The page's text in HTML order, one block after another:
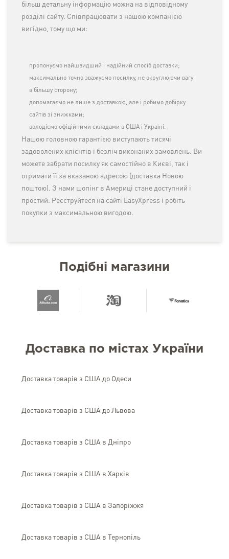
більш детальну інформацію можна на відповідному
розділі сайту. Співпрацювати з нашою компанією
вигідно, тому що ми:
пропонуємо найшвидший і надійний спосіб доставки;
максимально точно зважуємо посилку, не округлюючи вагу
в більшу сторону;
допомагаємо не лише з доставкою, але і робимо добірку
сайтів зі знижками;
володіємо офіційними складами в США і Україні.
Нашою головною гарантією виступають тисячі
задоволених клієнтів і безліч виконаних замовлень. Ви
можете забрати посилку як самостійно в Києві, так і
отримати її за вказаною адресою (доставка Новою
поштою). З нами шопінг в Америці стане доступний і
простий. Реєструйтеся на сайті EasyXpress і робіть
покупки з максимальною вигодою.
Подібні магазини
Доставка по містах України
Доставка товарів з США до Одеси
Доставка товарів з США до Львова
Доставка товарів з США в Дніпро
Доставка товарів з США в Харків
Доставка товарів з США в Запоріжжя
Доставка товарів з США в Тернопіль